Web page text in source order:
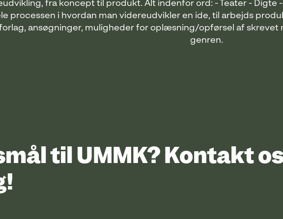
fra koncept til produkt. Alt indenfor ord: - Teater - Digte
processen i hvordan man videreudvikler en ide, til arbejds
ansøgninger, muligheder for oplæsning/opførsel af
genren.
til UMMK? Kontakt